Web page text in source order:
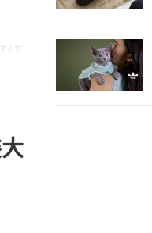
7 / 7